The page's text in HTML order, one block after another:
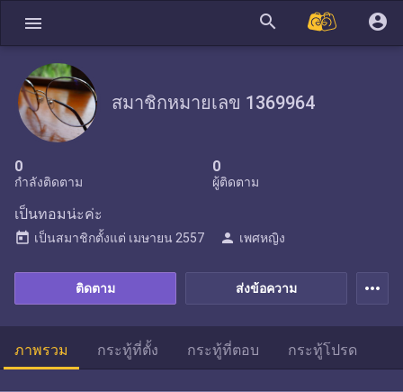
menu search account_circle
สมาชิกหมายเลข 1369964
0
กำลังติดตาม
0
ผู้ติดตาม
ส่งข้อความ
ติดตาม
เป็นทอมน่ะค่ะ
today เป็นสมาชิกตั้งแต่ เมษายน 2557 person เพศหญิง
more_horiz
ภาพรวม กระทู้ที่ตั้ง กระทู้ที่ตอบ กระทู้โปรด